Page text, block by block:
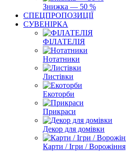
Знижка — 50 %
СПЕЦПРОПОЗИЦІЇ
СУВЕНІРКА
ФІЛАТЕЛІЯ
Нотатники
Листівки
Екоторби
Прикраси
Декор для домівки
Карти / Ігри / Ворожіння